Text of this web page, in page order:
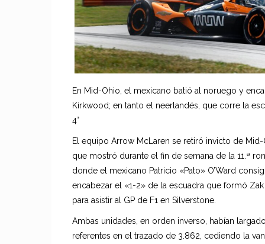
En Mid-Ohio, el mexicano batió al noruego y
Kirkwood; en tanto el neerlandés, que corre la
4°
El equipo Arrow McLaren se retiró invicto de
que mostró durante el fin de semana de la 11.ª
donde el mexicano Patricio «Pato» O’Ward
encabezar el «1-2» de la escuadra que formó
para asistir al GP de F1 en Silverstone.
Ambas unidades, en orden inverso, habían
referentes en el trazado de 3.862, cediendo la